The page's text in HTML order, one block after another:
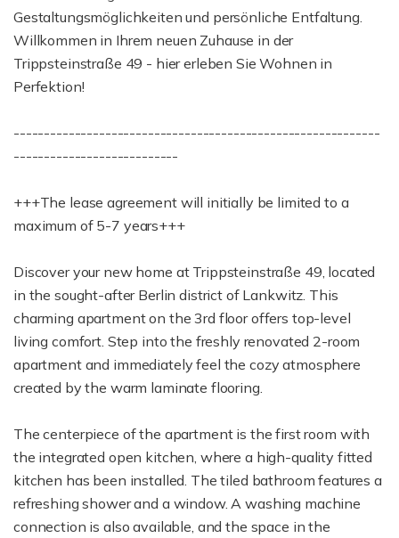
Gestaltungsmöglichkeiten und persönliche Entfaltung.
Willkommen in Ihrem neuen Zuhause in der
Trippsteinstraße 49 - hier erleben Sie Wohnen in
Perfektion!
------------------------------------------------------------
---------------------------
+++The lease agreement will initially be limited to a
maximum of 5-7 years+++
Discover your new home at Trippsteinstraße 49, located
in the sought-after Berlin district of Lankwitz. This
charming apartment on the 3rd floor offers top-level
living comfort. Step into the freshly renovated 2-room
apartment and immediately feel the cozy atmosphere
created by the warm laminate flooring.
The centerpiece of the apartment is the first room with
the integrated open kitchen, where a high-quality fitted
kitchen has been installed. The tiled bathroom features a
refreshing shower and a window. A washing machine
connection is also available, and the space in the